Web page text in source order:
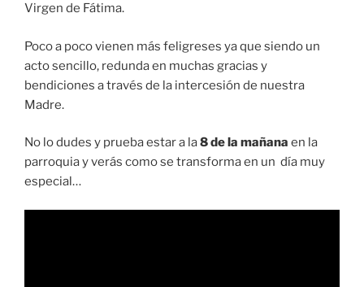
Virgen de Fátima.
Poco a poco vienen más feligreses ya que siendo un
acto sencillo, redunda en muchas gracias y
bendiciones a través de la intercesión de nuestra
Madre.
No lo dudes y prueba estar a la8 de la mañana en la
parroquia y verás como se transforma en un día muy
especial…